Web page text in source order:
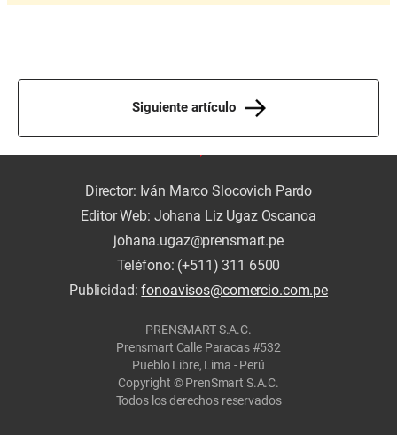
Siguiente artículo
Director: Iván Marco Slocovich Pardo
Editor Web: Johana Liz Ugaz Oscanoa
johana.ugaz@prensmart.pe
Teléfono: (+511) 311 6500
Publicidad:fonoavisos@comercio.com.pe
PRENSMART S.A.C.
Prensmart Calle Paracas #532
Pueblo Libre, Lima - Perú
Copyright © PrenSmart S.A.C.
Todos los derechos reservados